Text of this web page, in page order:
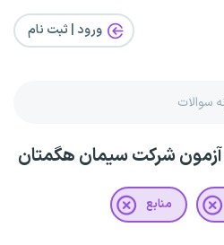
ورود | ثبت‌ نام
آزمون شرکت سیمان هگمتان
منابع